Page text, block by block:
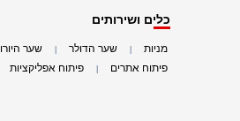
כלים ושירותים
מניות שער הדולר שער היורו
פיתוח אתרים פיתוח אפליקציות